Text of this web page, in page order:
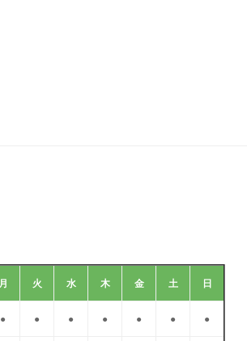
月 火 水 木 金 土 日
● ● ● ● ● ● ●